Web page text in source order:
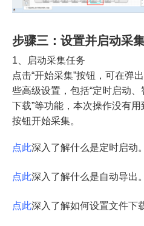
步骤三：设置并启动采
1、启动采集任务
点击“开始采集”按钮，可在弹
些高级设置，包括“定时启动
下载”等功能，本次操作没有
按钮开始采集。
点此深入了解什么是定时启动。
点此深入了解什么是自动导出。
点此深入了解如何设置文件下